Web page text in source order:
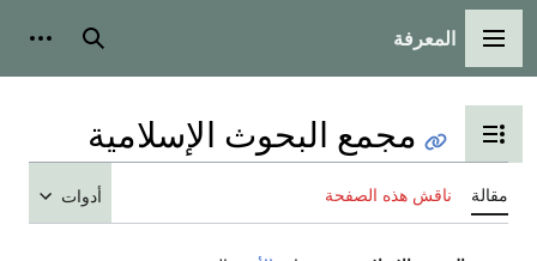
القائمة الرئيسية
المعرفة بحث
تبديل عرض جدول المحتويات
مجمع البحوث الإسلامية
مقالة ناقش هذه الصفحة أدوات